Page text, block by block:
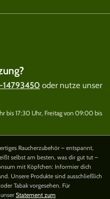
14793450 oder nutze unser
bis 17:30 Uhr, Freitag von 09:00 bis
Raucherzubehör – entspannt,
selbst am besten, was dir gut tut –
mit Köpfchen: Informier dich
Unsere Produkte sind ausschließlich
Tabak vorgesehen. Für
Statement zum